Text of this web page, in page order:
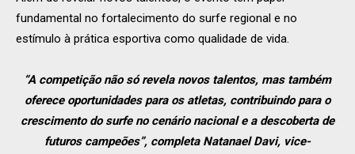
fundamental no fortalecimento do surfe regional e no
estímulo à prática esportiva como qualidade de vida.
“A competição não só revela novos talentos, mas também
oferece oportunidades para os atletas, contribuindo para o
crescimento do surfe no cenário nacional e a descoberta de
futuros campeões”, completa Natanael Davi, vice-